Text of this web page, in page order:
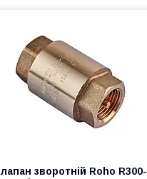
зворотній Roho R300-